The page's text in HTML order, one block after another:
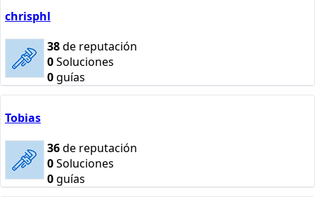
chrisphl
38de reputación
0Soluciones
0guías
Tobias
36de reputación
0Soluciones
0guías